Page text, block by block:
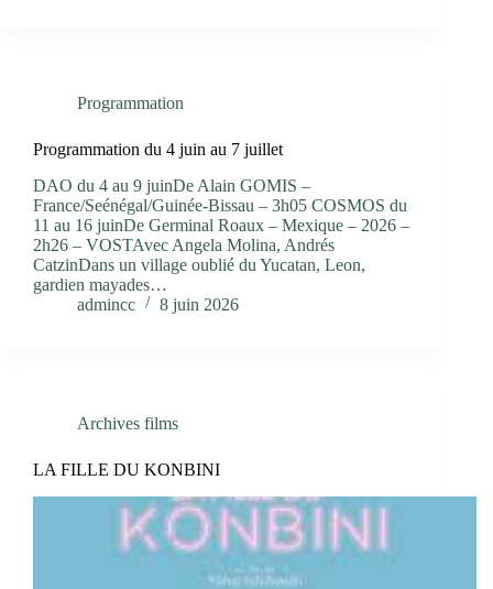
Programmation
Programmation du 4 juin au 7 juillet
DAO du 4 au 9 juinDe Alain GOMIS –
France/Seénégal/Guinée-Bissau – 3h05 COSMOS du
11 au 16 juinDe Germinal Roaux – Mexique – 2026 –
2h26 – VOSTAvec Angela Molina, Andrés
CatzinDans un village oublié du Yucatan, Leon,
gardien mayades…
admincc
8 juin 2026
Archives films
LA FILLE DU KONBINI